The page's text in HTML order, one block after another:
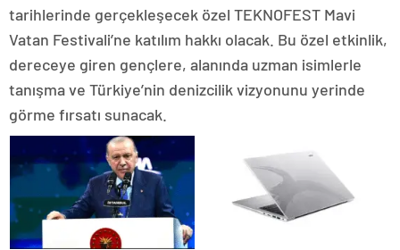
tarihlerinde gerçekleşecek özel TEKNOFEST Mavi
Vatan Festivali’ne katılım hakkı olacak. Bu özel etkinlik,
dereceye giren gençlere, alanında uzman isimlerle
tanışma ve Türkiye’nin denizcilik vizyonunu yerinde
görme fırsatı sunacak.